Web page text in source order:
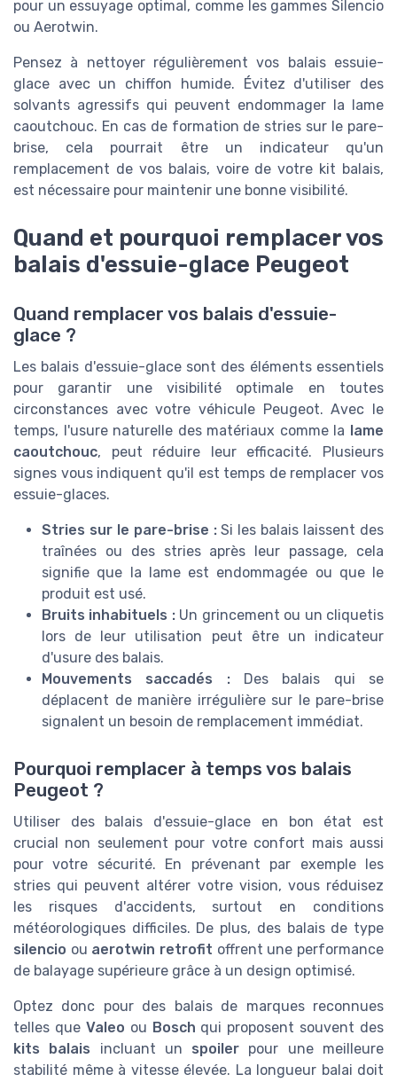
pour un essuyage optimal, comme les gammes Silencio
ou Aerotwin.
Pensez à nettoyer régulièrement vos balais essuie-
glace avec un chiffon humide. Évitez d'utiliser des
solvants agressifs qui peuvent endommager la lame
caoutchouc. En cas de formation de stries sur le pare-
brise, cela pourrait être un indicateur qu'un
remplacement de vos balais, voire de votre kit balais,
est nécessaire pour maintenir une bonne visibilité.
Quand et pourquoi remplacer vos
balais d'essuie-glace Peugeot
Quand remplacer vos balais d'essuie-
glace ?
Les balais d'essuie-glace sont des éléments essentiels
pour garantir une visibilité optimale en toutes
circonstances avec votre véhicule Peugeot. Avec le
temps, l'usure naturelle des matériaux comme la lame
caoutchouc, peut réduire leur efficacité. Plusieurs
signes vous indiquent qu'il est temps de remplacer vos
essuie-glaces.
Stries sur le pare-brise :Si les balais laissent des
traînées ou des stries après leur passage, cela
signifie que la lame est endommagée ou que le
produit est usé.
Bruits inhabituels :Un grincement ou un cliquetis
lors de leur utilisation peut être un indicateur
d'usure des balais.
Mouvements saccadés :Des balais qui se
déplacent de manière irrégulière sur le pare-brise
signalent un besoin de remplacement immédiat.
Pourquoi remplacer à temps vos balais
Peugeot ?
Utiliser des balais d'essuie-glace en bon état est
crucial non seulement pour votre confort mais aussi
pour votre sécurité. En prévenant par exemple les
stries qui peuvent altérer votre vision, vous réduisez
les risques d'accidents, surtout en conditions
météorologiques difficiles. De plus, des balais de type
silencio ou aerotwin retrofit offrent une performance
de balayage supérieure grâce à un design optimisé.
Optez donc pour des balais de marques reconnues
telles que Valeo ou Bosch qui proposent souvent des
kits balais incluant un spoiler pour une meilleure
stabilité même à vitesse élevée. La longueur balai doit